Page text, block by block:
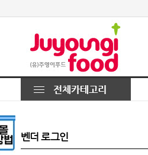
벤더 로그인